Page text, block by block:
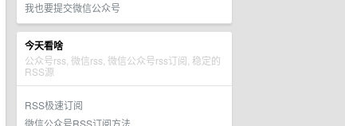
我也要提交微信公众号
今天看啥
公众号rss, 微信rss, 微信公众号rss订阅, 稳定的
RSS源
RSS极速订阅
微信公众号RSS订阅方法